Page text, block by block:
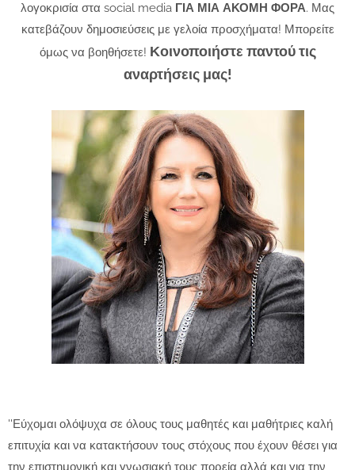
λογοκρισία στα social media ΓΙΑ ΜΙΑ ΑΚΟΜΗ ΦΟΡΑ. Μας
κατεβάζουν δημοσιεύσεις με γελοία προσχήματα! Μπορείτε
όμως να βοηθήσετε! Κοινοποιήστε παντού τις
αναρτήσεις μας!
''Εύχομαι ολόψυχα σε όλους τους μαθητές και μαθήτριες καλή
επιτυχία και να κατακτήσουν τους στόχους που έχουν θέσει για
την επιστημονική και γνωσιακή τους πορεία αλλά και για την